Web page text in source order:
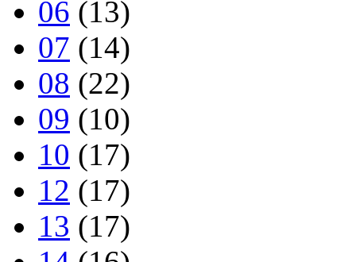
06 (13)
07 (14)
08 (22)
09 (10)
10 (17)
12 (17)
13 (17)